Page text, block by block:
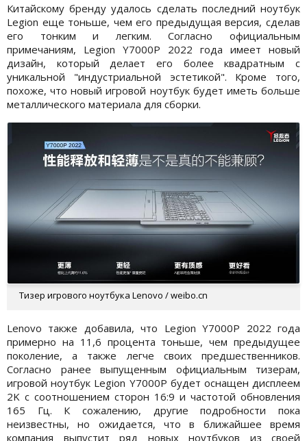
Китайскому бренду удалось сделать последний ноутбук
Legion еще тоньше, чем его предыдущая версия, сделав
его тонким и легким. Согласно официальным
примечаниям, Legion Y7000P 2022 года имеет новый
дизайн, который делает его более квадратным с
уникальной "индустриальной эстетикой". Кроме того,
похоже, что новый игровой ноутбук будет иметь больше
металлического материала для сборки.
Тизер игрового ноутбука Lenovo / weibo.cn
Lenovo также добавила, что Legion Y7000P 2022 года
примерно на 11,6 процента тоньше, чем предыдущее
поколение, а также легче своих предшественников.
Согласно ранее выпущенным официальным тизерам,
игровой ноутбук Legion Y7000P будет оснащен дисплеем
2K с соотношением сторон 16:9 и частотой обновления
165 Гц. К сожалению, другие подробности пока
неизвестны, но ожидается, что в ближайшее время
компания выпустит ряд новых ноутбуков из своей